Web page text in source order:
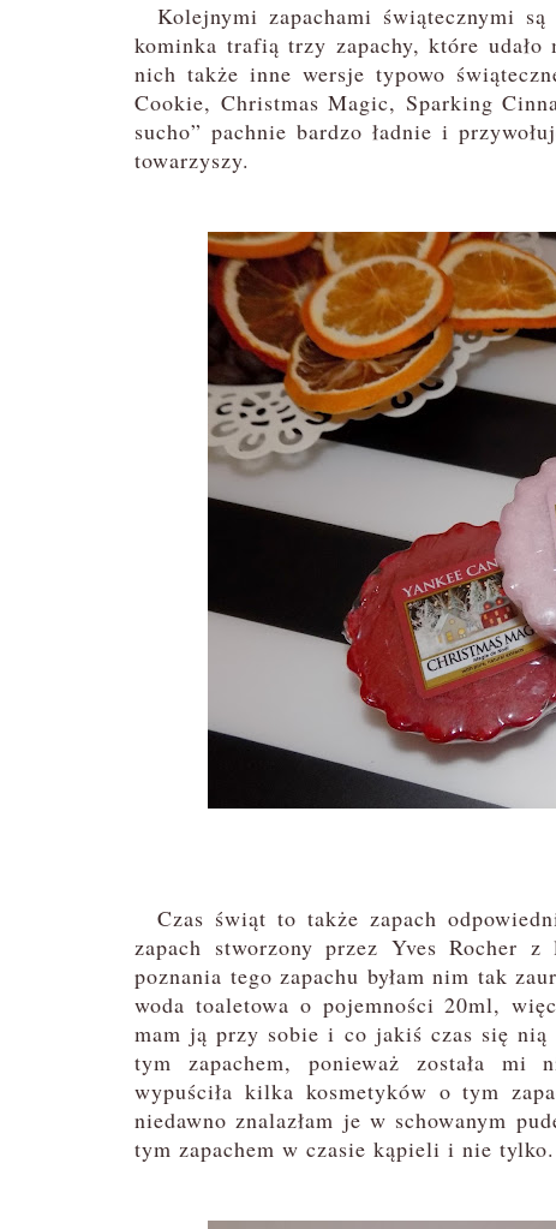
Kolejnymi zapachami świątecznymi
kominka trafią trzy zapachy, które
nich także inne wersje typowo
Cookie, Christmas Magic, Sparking
sucho” pachnie bardzo ładnie i
towarzyszy.
Czas świąt to także zapach
zapach stworzony przez Yves Rocher
poznania tego zapachu byłam nim tak
woda toaletowa o pojemności 20ml,
mam ją przy sobie i co jakiś czas się
tym zapachem, ponieważ została mi
wypuściła kilka kosmetyków o tym
niedawno znalazłam je w schowanym
tym zapachem w czasie kąpieli i nie tylko.